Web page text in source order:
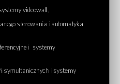
videowall,
sterowania i automatyka
i systemy
symultanicznych i systemy